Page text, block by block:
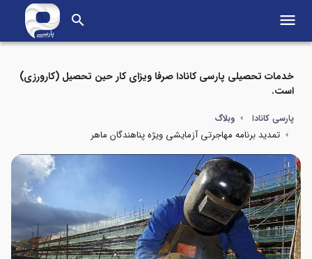
search menu
خدمات تحصیلی پارسی کانادا صرفا ویزای کار حین تحصیل (کارورزی)
است.
پارسی کانادا وبلاگ
تمدید برنامه مهاجرتی آزمایشی ویژه پناهندگان ماهر